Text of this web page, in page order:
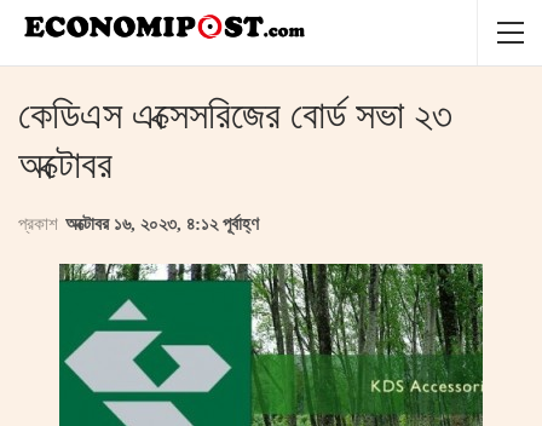
কেডিএস এক্সেসরিজের বোর্ড সভা ২৩
অক্টোবর
প্রকাশ অক্টোবর ১৬, ২০২৩, ৪:১২ পূর্বাহ্ণ